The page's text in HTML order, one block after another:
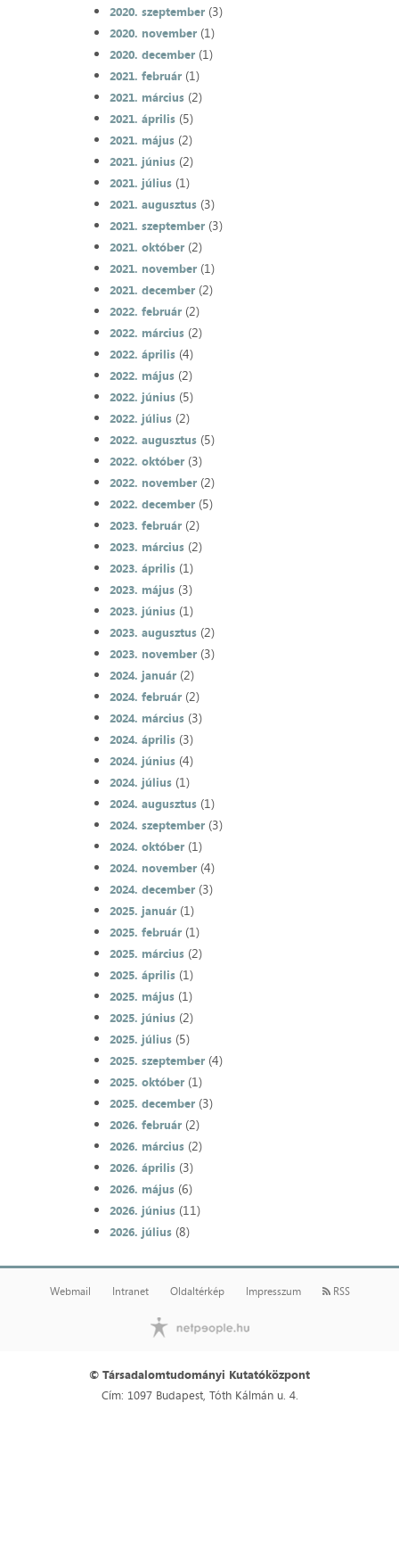
2020. szeptember(3)
2020. november(1)
2020. december(1)
2021. február(1)
2021. március(2)
2021. április(5)
2021. május(2)
2021. június(2)
2021. július(1)
2021. augusztus(3)
2021. szeptember(3)
2021. október(2)
2021. november(1)
2021. december(2)
2022. február(2)
2022. március(2)
2022. április(4)
2022. május(2)
2022. június(5)
2022. július(2)
2022. augusztus(5)
2022. október(3)
2022. november(2)
2022. december(5)
2023. február(2)
2023. március(2)
2023. április(1)
2023. május(3)
2023. június(1)
2023. augusztus(2)
2023. november(3)
2024. január(2)
2024. február(2)
2024. március(3)
2024. április(3)
2024. június(4)
2024. július(1)
2024. augusztus(1)
2024. szeptember(3)
2024. október(1)
2024. november(4)
2024. december(3)
2025. január(1)
2025. február(1)
2025. március(2)
2025. április(1)
2025. május(1)
2025. június(2)
2025. július(5)
2025. szeptember(4)
2025. október(1)
2025. december(3)
2026. február(2)
2026. március(2)
2026. április(3)
2026. május(6)
2026. június(11)
2026. július(8)
Webmail Intranet Oldaltérkép Impresszum RSS
© Társadalomtudományi Kutatóközpont
Cím: 1097 Budapest, Tóth Kálmán u. 4.